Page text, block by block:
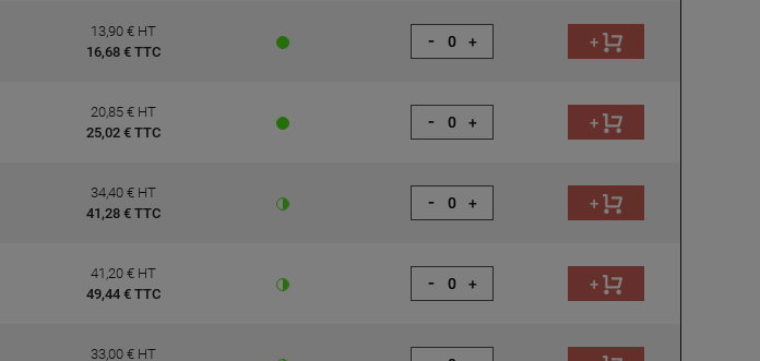
13,90 € HT
16,68 € TTC
- + +
20,85 € HT
25,02 € TTC
- + +
34,40 € HT
41,28 € TTC
- + +
41,20 € HT
49,44 € TTC
- + +
33,00 € HT